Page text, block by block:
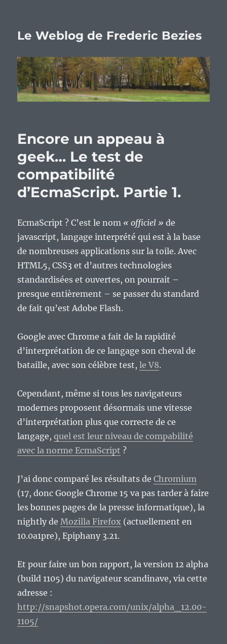
Le Weblog de Frederic Bezies
Encore un appeau à
geek… Le test de
compatibilité
d’EcmaScript. Partie 1.
EcmaScript ? C’est le nom « officiel » de
javascript, langage interprété qui est à la base
de nombreuses applications sur la toile. Avec
HTML5, CSS3 et d’autres technologies
standardisées et ouvertes, on pourrait –
presque entièrement – se passer du standard
de fait qu’est Adobe Flash.
Google avec Chrome a fait de la rapidité
d’interprétation de ce langage son cheval de
bataille, avec son célèbre test,le V8.
Cependant, même si tous les navigateurs
modernes proposent désormais une vitesse
d’interprétation plus que correcte de ce
langage,quel est leur niveau de compabilité
avec la norme EcmaScript ?
J’ai donc comparé les résultats deChromium
(17, donc Google Chrome 15 va pas tarder à faire
les bonnes pages de la presse informatique), la
nightly deMozilla Firefox (actuellement en
10.0a1pre), Epiphany 3.21.
Et pour faire un bon rapport, la version 12 alpha
(build 1105) du navigateur scandinave, via cette
adresse :
http://snapshot.opera.com/unix/alpha_12.00-
1105/